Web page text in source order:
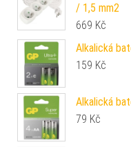
/ 1,5 mm2
669 Kč
Alkalická
159 Kč
Alkalická
79 Kč